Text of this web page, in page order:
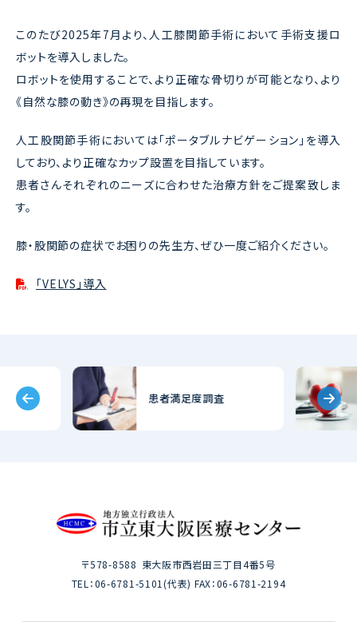
このたび2025年7月より、人工膝関節手術において手術支援ロ
ボットを導入しました。
ロボットを使用することで、より正確な骨切りが可能となり、より
《自然な膝の動き》の再現を目指します。
人工股関節手術においては「ポータブルナビゲーション」を導入
しており、より正確なカップ設置を目指しています。
患者さんそれぞれのニーズに合わせた治療方針をご提案致しま
す。
膝・股関節の症状でお困りの先生方、ぜひ一度ご紹介ください。
「VELYS」導入
患者満足度調査
〒578-8588 東大阪市西岩田三丁目4番5号
TEL：06-6781-5101(代表) FAX：06-6781-2194